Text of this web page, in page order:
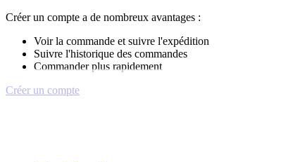
Créer un compte a de nombreux avantages :
Voir la commande et suivre l'expédition
Suivre l'historique des commandes
Commander plus rapidement
Créer un compte